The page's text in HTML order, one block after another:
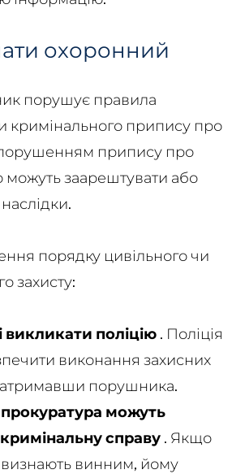
охоронний
порушує правила
кримінального припису про
припису про
можуть заарештувати або
порядку цивільного чи
захисту:
викликати поліцію. Поліція
виконання захисних
порушника.
прокуратура можуть
справу. Якщо
винним, йому